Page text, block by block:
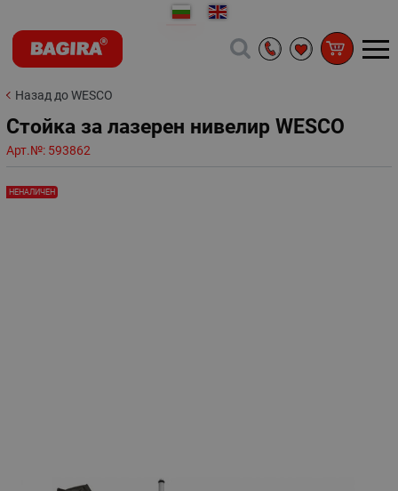
Назад до WESCO
Стойка за лазерен нивелир WESCO
Арт.№: 593862
НЕНАЛИЧЕН